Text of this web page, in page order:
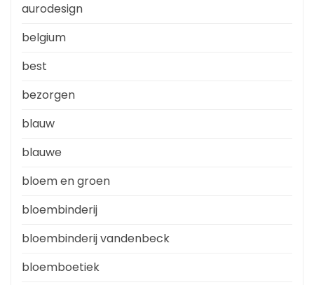
aurodesign
belgium
best
bezorgen
blauw
blauwe
bloem en groen
bloembinderij
bloembinderij vandenbeck
bloemboetiek